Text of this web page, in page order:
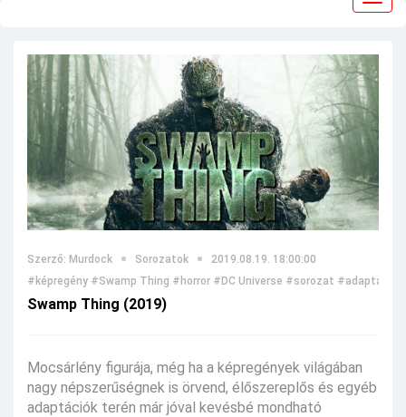
Szerző: Murdock Sorozatok
2019.08.19. 18:00:00
#képregény #Swamp Thing #horror #DC Universe #sorozat #adaptáció
Swamp Thing (2019)
Mocsárlény figurája, még ha a képregények világában
nagy népszerűségnek is örvend, élőszereplős és egyéb
adaptációk terén már jóval kevésbé mondható